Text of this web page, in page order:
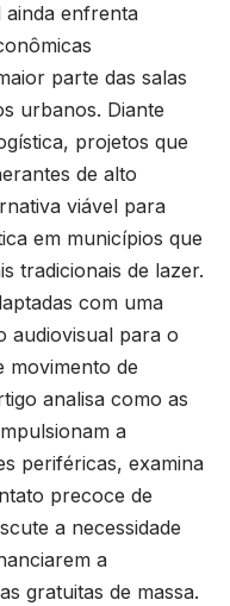
enfrenta
parte das salas
urbanos. Diante
projetos que
de alto
viável para
em municípios que
tradicionais de lazer.
com uma
audiovisual para o
movimento de
analisa como as
a
periféricas, examina
precoce de
a necessidade
a
gratuitas de massa.